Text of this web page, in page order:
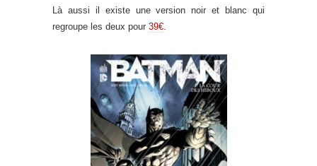
Là aussi il existe une version noir et blanc qui
regroupe les deux pour 39€.